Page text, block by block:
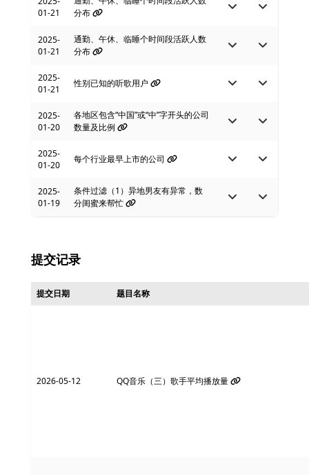
01-21
分布
2025-
01-21
通勤、午休、临睡个时间段活跃人数
分布
2025-
01-21
性别已知的听歌用户
2025-
01-20
各地区包含“中国”或“中”字开头的公司
数量及比例
2025-
01-20
每个行业最早上市的公司
2025-
01-19
条件过滤（1）异地男友有异常，数
分闺蜜来帮忙
提交记录
提交日期 题目名称
2026-05-12 QQ音乐（三）歌手平均播放量